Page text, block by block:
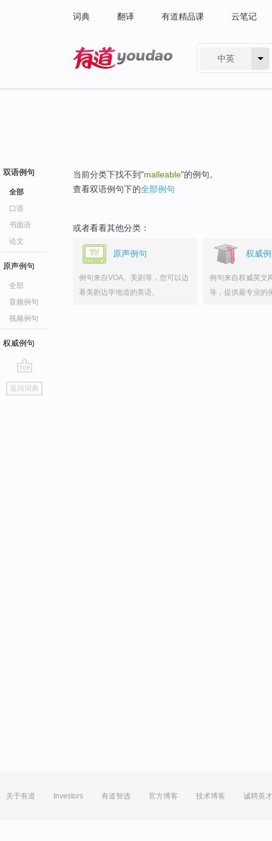
词典 翻译 有道精品课 云笔记
中英
双语例句
全部
口语
书面语
论文
原声例句
全部
音频例句
视频例句
权威例句
go
top
返回词典
当前分类下找不到"malleable"的例句。
查看双语例句下的全部例句
或者看看其他分类：
原声例句
例句来自VOA、美剧等，您可以边
看美剧边学地道的美语。
权威
例句来自权威英文
等，提供最专业的
关于有道 Investors 有道智选 官方博客 技术博客 诚聘英才